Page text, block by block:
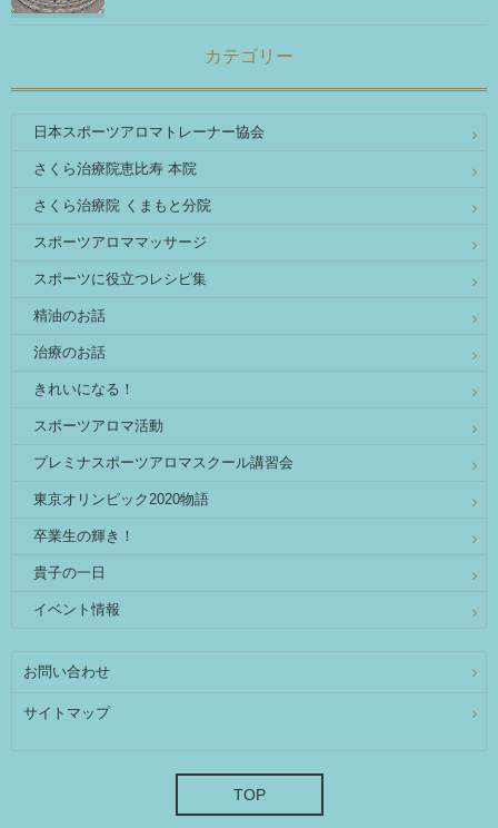
カテゴリー
日本スポーツアロマトレーナー協会
さくら治療院恵比寿 本院
さくら治療院 くまもと分院
スポーツアロママッサージ
スポーツに役立つレシピ集
精油のお話
治療のお話
きれいになる！
スポーツアロマ活動
プレミナスポーツアロマスクール講習会
東京オリンピック2020物語
卒業生の輝き！
貴子の一日
イベント情報
お問い合わせ
サイトマップ
TOP